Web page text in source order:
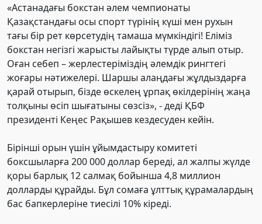
«Астанадағы бокстан әлем чемпионаты
Қазақстандағы осы спорт түрінің күші мен рухын
тағы бір рет көрсетудің тамаша мүмкіндігі! Еліміз
бокстан негізгі жарысты лайықты түрде алып отыр.
Оған себеп – жерлестеріміздің әлемдік рингтегі
жоғары нәтижелері. Шаршы алаңдағы жұлдыздарға
қарай отырып, бізде өскелең ұрпақ өкілдерінің жаңа
толқыны өсіп шығатыны сөзсіз», - деді ҚБФ
президенті Кеңес Рақышев кездесуден кейін.
Бірінші орын үшін ұйымдастыру комитеті
боксшыларға 200 000 доллар береді, ал жалпы жүлде
қоры барлық 12 салмақ бойынша 4,8 миллион
долларды құрайды. Бұл сомаға ұлттық құрамалардың
бас бапкерлеріне тиесілі 10% кіреді.